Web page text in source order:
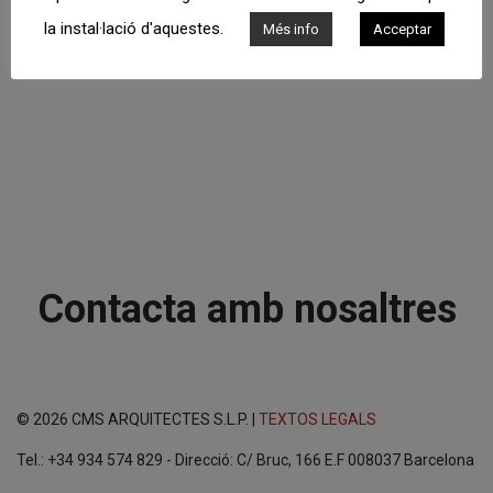
Contacta amb nosaltres
© 2026 CMS ARQUITECTES S.L.P. | TEXTOS LEGALS
Tel.: +34 934 574 829 - Direcció: C/ Bruc, 166 E.F 008037 Barcelona
la instal·lació d'aquestes.
Més info Acceptar